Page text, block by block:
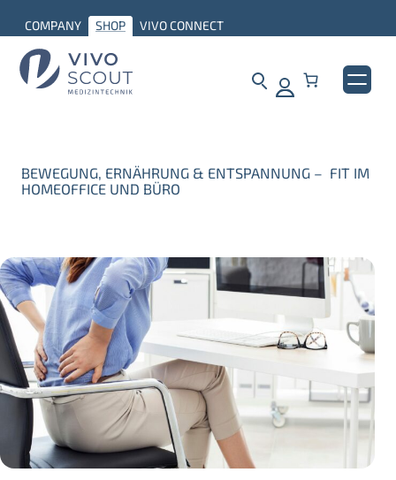
COMPANY SHOP VIVO CONNECT
BEWEGUNG, ERNÄHRUNG & ENTSPANNUNG – FIT IM
HOMEOFFICE UND BÜRO